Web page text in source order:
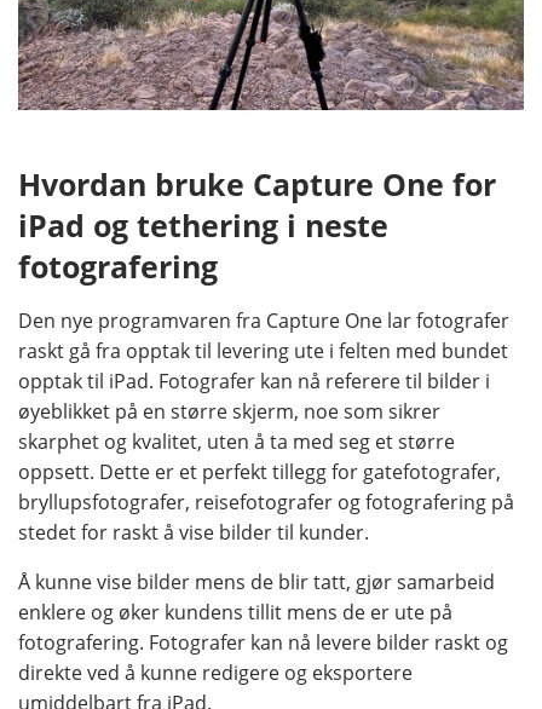
Hvordan bruke Capture One for
iPad og tethering i neste
fotografering
Den nye programvaren fra Capture One lar fotografer
raskt gå fra opptak til levering ute i felten med bundet
opptak til iPad. Fotografer kan nå referere til bilder i
øyeblikket på en større skjerm, noe som sikrer
skarphet og kvalitet, uten å ta med seg et større
oppsett. Dette er et perfekt tillegg for gatefotografer,
bryllupsfotografer, reisefotografer og fotografering på
stedet for raskt å vise bilder til kunder.
Å kunne vise bilder mens de blir tatt, gjør samarbeid
enklere og øker kundens tillit mens de er ute på
fotografering. Fotografer kan nå levere bilder raskt og
direkte ved å kunne redigere og eksportere
umiddelbart fra iPad.